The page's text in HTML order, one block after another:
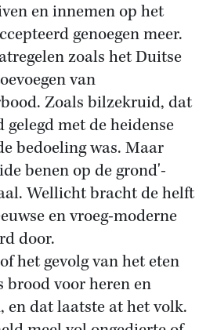
en innemen op het
genoegen meer.
zoals het Duitse
van
Zoals bilzekruid, dat
met de heidense
bedoeling was. Maar
benen op de grond'-
Wellicht bracht de helft
en vroeg-moderne
door.
het gevolg van het eten
brood voor heren en
en dat laatste at het volk.